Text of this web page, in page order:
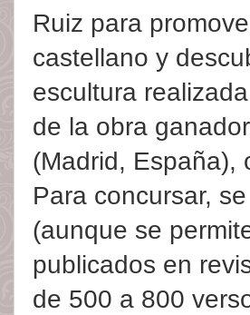
Ruiz para
castellano y
escultura
de la obra
(Madrid, España),
Para concursar,
(aunque se
publicados en
de 500 a 800